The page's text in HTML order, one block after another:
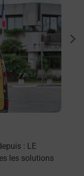
: LE
les solutions